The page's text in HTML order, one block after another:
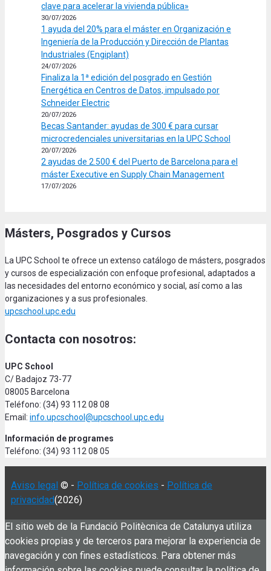
clave para acelerar la vivienda pública»
30/07/2026
1 ayuda del 20% para el máster en Organización e
Ingeniería de la Producción y Dirección de Plantas
Industriales (Engiplant)
24/07/2026
Finaliza la 1ª edición del posgrado en Gestión
Energética en Centros de Datos, impulsado por
Schneider Electric
20/07/2026
Becas Santander: ayudas de 300 € para cursar
microcredenciales universitarias en la UPC School
20/07/2026
2 ayudas de 2.500 € del Puerto de Barcelona para el
máster Executive en Supply Chain Management
17/07/2026
Másters, Posgrados y Cursos
La UPC School te ofrece un extenso catálogo de másters, posgrados
y cursos de especialización con enfoque profesional, adaptados a
las necesidades del entorno económico y social, así como a las
organizaciones y a sus profesionales.
upcschool.upc.edu
Contacta con nosotros:
UPC School
C/ Badajoz 73-77
08005 Barcelona
Teléfono: (34) 93 112 08 08
Email: info.upcschool@upcschool.upc.edu
Información de programes
Teléfono: (34) 93 112 08 05
Aviso legal © - Política de cookies - Política de
privacidad(2026)
El sitio web de la Fundació Politècnica de Catalunya utiliza
cookies propias y de terceros para mejorar la experiencia de
navegación y con fines estadísticos. Para obtener más